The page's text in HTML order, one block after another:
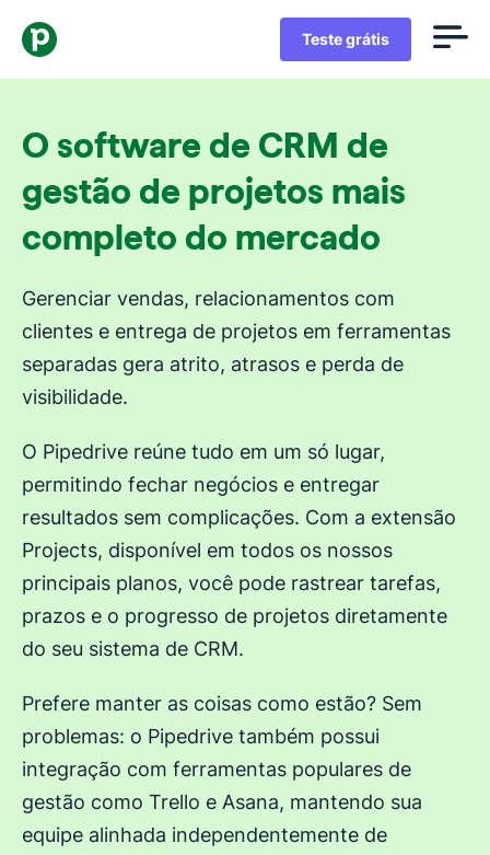
Teste grátis
O software de CRM de
gestão de projetos mais
completo do mercado
Gerenciar vendas, relacionamentos com
clientes e entrega de projetos em ferramentas
separadas gera atrito, atrasos e perda de
visibilidade.
O Pipedrive reúne tudo em um só lugar,
permitindo fechar negócios e entregar
resultados sem complicações. Com a extensão
Projects, disponível em todos os nossos
principais planos, você pode rastrear tarefas,
prazos e o progresso de projetos diretamente
do seu sistema de CRM.
Prefere manter as coisas como estão? Sem
problemas: o Pipedrive também possui
integração com ferramentas populares de
gestão como Trello e Asana, mantendo sua
equipe alinhada independentemente de